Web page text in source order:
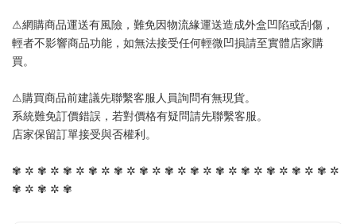
⚠網購商品運送有風險，難免因物流緣運送造成外盒凹陷或刮傷，
輕者不影響商品功能，如無法接受任何輕微凹損請至實體店家購
買。
⚠購買商品前建議先聯繫客服人員詢問有無現貨。
系統難免訂價錯誤，若對價格有疑問請先聯繫客服。
店家保留訂單接受與否權利。
✾ ✲ ✾ ✲ ✾ ✲ ✾ ✲ ✾ ✲ ✾ ✲ ✾ ✲ ✾ ✲ ✾ ✲ ✾ ✲ ✾ ✲ ✾ ✲ ✾ ✲
✾ ✲ ✾ ✲ ✾